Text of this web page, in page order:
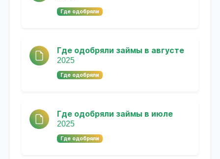
Где одобряли
Где одобряли займы в августе
2025
Где одобряли
Где одобряли займы в июле
2025
Где одобряли